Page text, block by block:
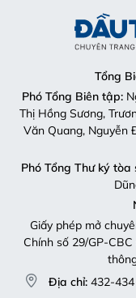
Tổng
Phó Tổng Biên tập:
Thị Hồng Sương,
Văn Quang, Nguyễn
Phó Tổng Thư ký tòa
Giấy phép mở
Chính số 29/GP-
Địa chỉ: 432-